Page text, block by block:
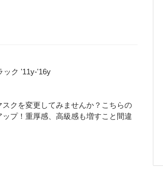
ック '11y-'16y
クを変更してみませんか？こちらの
プ！重厚感、高級感も増すこと間違